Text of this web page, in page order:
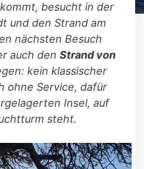
besucht in der
und den Strand am
nächsten Besuch
auch den Strand von
kein klassischer
ohne Service, dafür
Insel, auf
steht.